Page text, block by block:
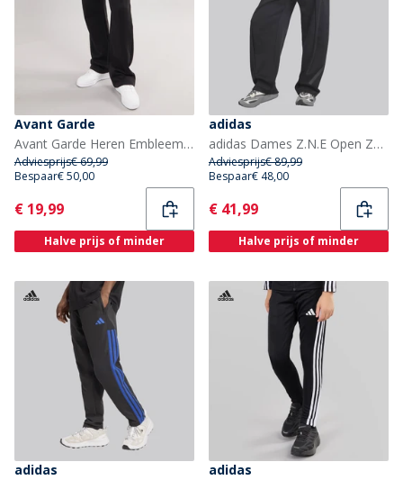
Avant Garde
Avant Garde Heren Embleem Open Zoom Joggingbroek Zwart
Adviesprijs€ 69,99
Bespaar€ 50,00
Current
€ 19,99
Halve prijs of minder
adidas
adidas Dames Z.N.E Open Zoom Track Broek Zwart
Adviesprijs€ 89,99
Bespaar€ 48,00
Current
€ 41,99
Halve prijs of minder
adidas
adidas